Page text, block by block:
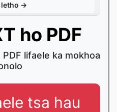
letho →
ho PDF
lifaele ka mokhoa
tsa hau